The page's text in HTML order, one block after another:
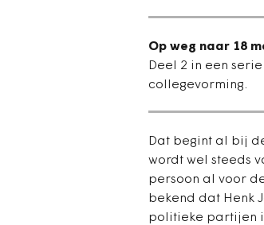
Op weg naar 18
Deel 2 in een
collegevorming.
Dat begint al bij
wordt wel steeds
persoon al voor
bekend dat Henk
politieke partijen